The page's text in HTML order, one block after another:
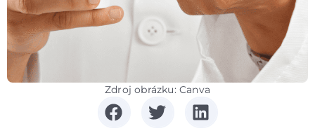
Zdroj obrázku: Canva